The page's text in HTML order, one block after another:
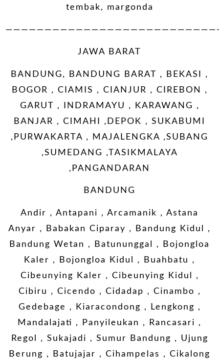
tembak, margonda
JAWA BARAT
BANDUNG, BANDUNG BARAT , BEKASI ,
BOGOR , CIAMIS , CIANJUR , CIREBON ,
GARUT , INDRAMAYU , KARAWANG ,
BANJAR , CIMAHI ,DEPOK , SUKABUMI
,PURWAKARTA , MAJALENGKA ,SUBANG
,SUMEDANG ,TASIKMALAYA
,PANGANDARAN
BANDUNG
Andir , Antapani , Arcamanik , Astana
Anyar , Babakan Ciparay , Bandung Kidul ,
Bandung Wetan , Batununggal , Bojongloa
Kaler , Bojongloa Kidul , Buahbatu ,
Cibeunying Kaler , Cibeunying Kidul ,
Cibiru , Cicendo , Cidadap , Cinambo ,
Gedebage , Kiaracondong , Lengkong ,
Mandalajati , Panyileukan , Rancasari ,
Regol , Sukajadi , Sumur Bandung , Ujung
Berung , Batujajar , Cihampelas , Cikalong